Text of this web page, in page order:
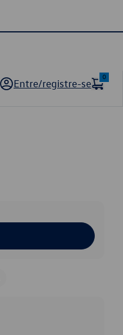
Entre/registre-se
0